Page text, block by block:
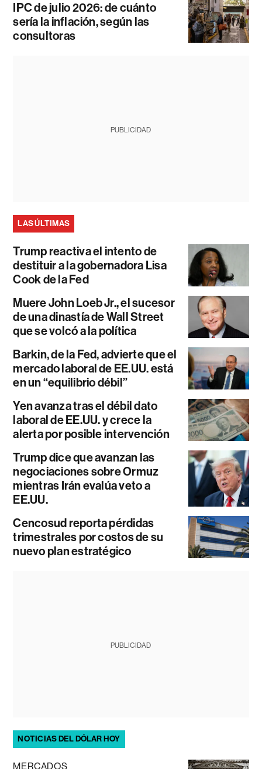
IPC de julio 2026: de cuánto
sería la inflación, según las
consultoras
PUBLICIDAD
LAS ÚLTIMAS
Trump reactiva el intento de
destituir a la gobernadora Lisa
Cook de la Fed
Muere John Loeb Jr., el sucesor
de una dinastía de Wall Street
que se volcó a la política
Barkin, de la Fed, advierte que el
mercado laboral de EE.UU. está
en un “equilibrio débil”
Yen avanza tras el débil dato
laboral de EE.UU. y crece la
alerta por posible intervención
Trump dice que avanzan las
negociaciones sobre Ormuz
mientras Irán evalúa veto a
EE.UU.
Cencosud reporta pérdidas
trimestrales por costos de su
nuevo plan estratégico
PUBLICIDAD
NOTICIAS DEL DÓLAR HOY
MERCADOS